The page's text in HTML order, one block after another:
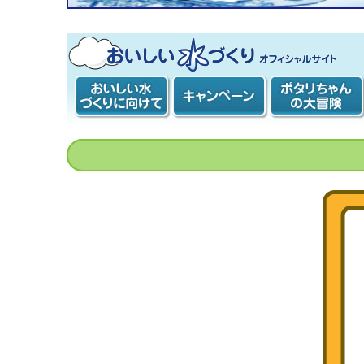
おいしい水づくり計画 オフィシャルサ
イト
おいしい水づく
りに向けて
キャンペーン
ポタリちゃんの
大冒険